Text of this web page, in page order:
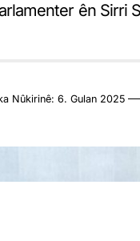
ên Sirri
Nûkirinê: 6. Gulan 2025